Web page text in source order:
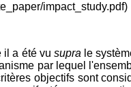
impact_study.pdf)
il a été vu supra le
par lequel
objectifs sont